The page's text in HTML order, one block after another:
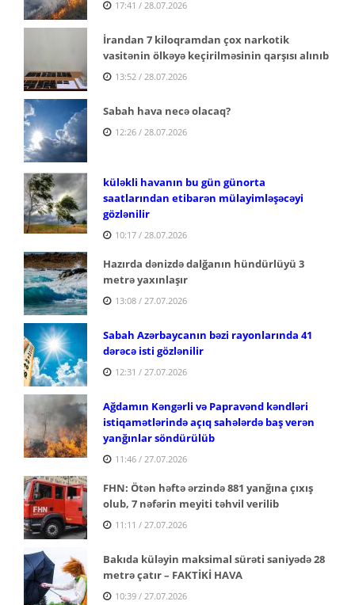
17:41 / 28.07.2026
İrandan 7 kiloqramdan çox narkotik
vasitənin ölkəyə keçirilməsinin qarşısı alınıb
13:52 / 28.07.2026
Sabah hava necə olacaq?
12:26 / 28.07.2026
küləkli havanın bu gün günorta
saatlarından etibarən mülayimləşəcəyi
gözlənilir
10:17 / 28.07.2026
Hazırda dənizdə dalğanın hündürlüyü 3
metrə yaxınlaşır
13:08 / 27.07.2026
Sabah Azərbaycanın bəzi rayonlarında 41
dərəcə isti gözlənilir
12:31 / 27.07.2026
Ağdamın Kəngərli və Papravənd kəndləri
istiqamətlərində açıq sahələrdə baş verən
yanğınlar söndürülüb
11:46 / 27.07.2026
FHN: Ötən həftə ərzində 881 yanğına çıxış
olub, 7 nəfərin meyiti təhvil verilib
11:11 / 27.07.2026
Bakıda küləyin maksimal sürəti saniyədə 28
metrə çatır – FAKTİKİ HAVA
10:39 / 27.07.2026